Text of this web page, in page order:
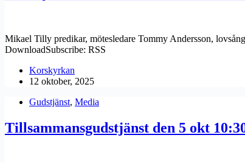
Mikael Tilly predikar, mötesledare Tommy Andersson,
DownloadSubscribe: RSS
Korskyrkan
12 oktober, 2025
Gudstjänst, Media
Tillsammansgudstjänst den 5 okt